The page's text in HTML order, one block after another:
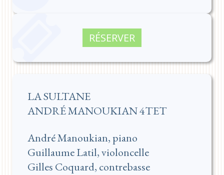
RÉSERVER
LA SULTANE
ANDRÉ MANOUKIAN 4TET
André Manoukian, piano
Guillaume Latil, violoncelle
Gilles Coquard, contrebasse